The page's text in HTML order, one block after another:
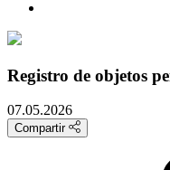
Registro de objetos
07.05.2026
Compartir